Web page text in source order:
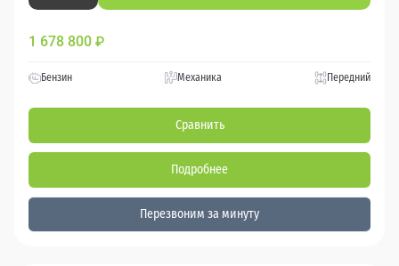
1 678 800 ₽
Бензин Механика Передний
Сравнить
Подробнее
Перезвоним за минуту